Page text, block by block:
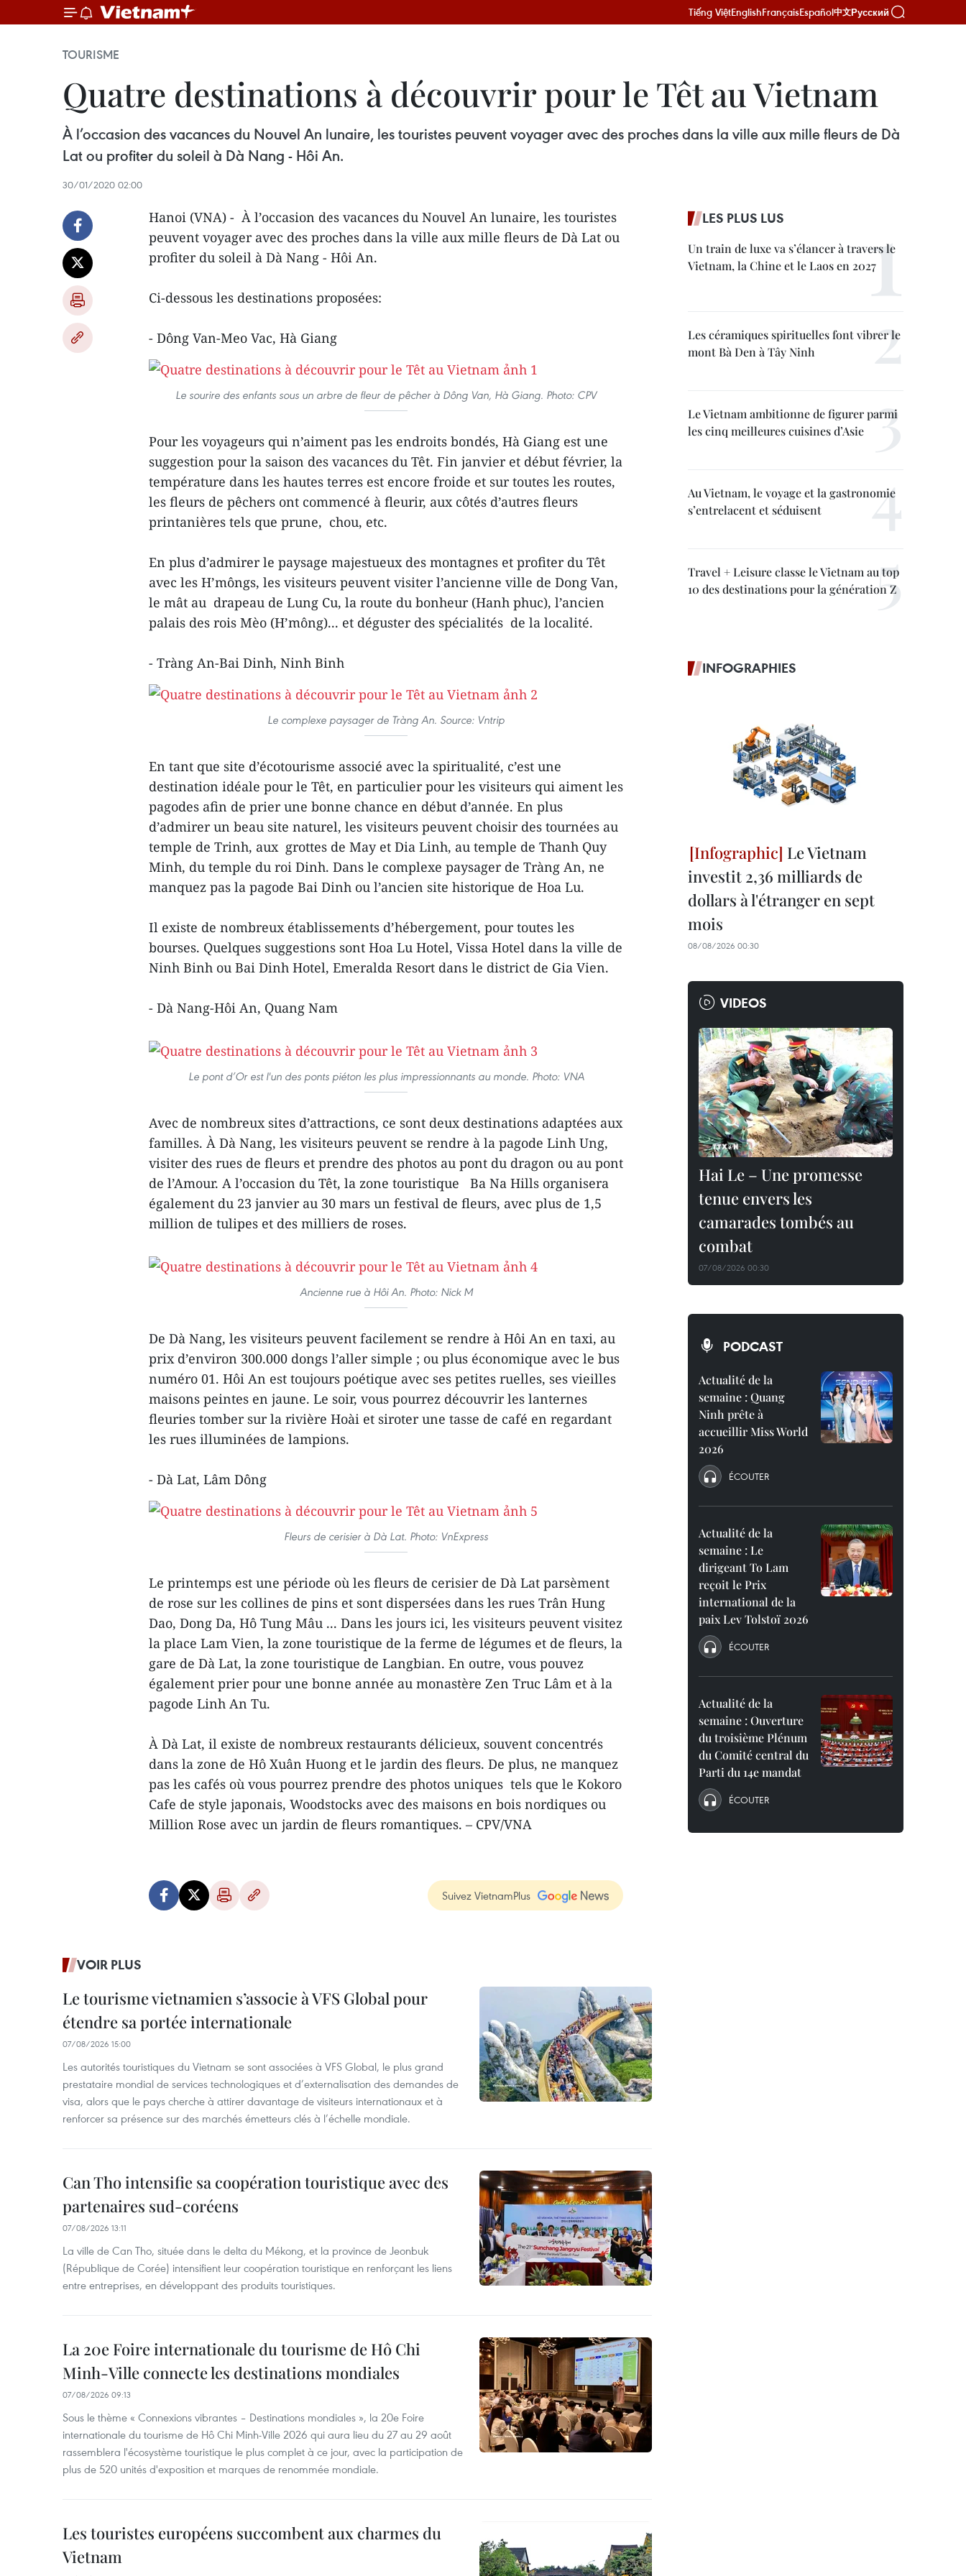
Tiếng ViệtEnglishFrançaisEspañol中文Русский
TOURISME
Quatre destinations à découvrir pour le Têt au Vietnam
À l’occasion des vacances du Nouvel An lunaire, les touristes peuvent voyager avec des proches dans la ville aux mille fleurs de Dà
Lat ou profiter du soleil à Dà Nang - Hôi An.
30/01/2020 02:00
Hanoi (VNA) - À l’occasion des vacances du Nouvel An lunaire, les touristes
peuvent voyager avec des proches dans la ville aux mille fleurs de Dà Lat ou
profiter du soleil à Dà Nang - Hôi An.
Ci-dessous les destinations proposées:
- Dông Van-Meo Vac, Hà Giang
Le sourire des enfants sous un arbre de fleur de pêcher à Dông Van, Hà Giang. Photo: CPV
Pour les voyageurs qui n’aiment pas les endroits bondés, Hà Giang est une
suggestion pour la saison des vacances du Têt. Fin janvier et début février, la
température dans les hautes terres est encore froide et sur toutes les routes,
les fleurs de pêchers ont commencé à fleurir, aux côtés d’autres fleurs
printanières tels que prune, chou, etc.
En plus d’admirer le paysage majestueux des montagnes et profiter du Têt
avec les H’môngs, les visiteurs peuvent visiter l’ancienne ville de Dong Van,
le mât au drapeau de Lung Cu, la route du bonheur (Hanh phuc), l’ancien
palais des rois Mèo (H’mông)... et déguster des spécialités de la localité.
- Tràng An-Bai Dinh, Ninh Binh
Le complexe paysager de Tràng An. Source: Vntrip
En tant que site d’écotourisme associé avec la spiritualité, c’est une
destination idéale pour le Têt, en particulier pour les visiteurs qui aiment les
pagodes afin de prier une bonne chance en début d’année. En plus
d’admirer un beau site naturel, les visiteurs peuvent choisir des tournées au
temple de Trinh, aux grottes de May et Dia Linh, au temple de Thanh Quy
Minh, du temple du roi Dinh. Dans le complexe paysager de Tràng An, ne
manquez pas la pagode Bai Dinh ou l’ancien site historique de Hoa Lu.
Il existe de nombreux établissements d’hébergement, pour toutes les
bourses. Quelques suggestions sont Hoa Lu Hotel, Vissa Hotel dans la ville de
Ninh Binh ou Bai Dinh Hotel, Emeralda Resort dans le district de Gia Vien.
- Dà Nang-Hôi An, Quang Nam
Le pont d’Or est l'un des ponts piéton les plus impressionnants au monde. Photo: VNA
Avec de nombreux sites d’attractions, ce sont deux destinations adaptées aux
familles. À Dà Nang, les visiteurs peuvent se rendre à la pagode Linh Ung,
visiter des rues de fleurs et prendre des photos au pont du dragon ou au pont
de l’Amour. A l’occasion du Têt, la zone touristique Ba Na Hills organisera
également du 23 janvier au 30 mars un festival de fleurs, avec plus de 1,5
million de tulipes et des milliers de roses.
Ancienne rue à Hôi An. Photo: Nick M
De Dà Nang, les visiteurs peuvent facilement se rendre à Hôi An en taxi, au
prix d’environ 300.000 dongs l’aller simple ; ou plus économique avec le bus
numéro 01. Hôi An est toujours poétique avec ses petites ruelles, ses vieilles
maisons peintes en jaune. Le soir, vous pourrez découvrir les lanternes
fleuries tomber sur la rivière Hoài et siroter une tasse de café en regardant
les rues illuminées de lampions.
- Dà Lat, Lâm Dông
Fleurs de cerisier à Dà Lat. Photo: VnExpress
Le printemps est une période où les fleurs de cerisier de Dà Lat parsèment
de rose sur les collines de pins et sont dispersées dans les rues Trân Hung
Dao, Dong Da, Hô Tung Mâu ... Dans les jours ici, les visiteurs peuvent visitez
la place Lam Vien, la zone touristique de la ferme de légumes et de fleurs, la
gare de Dà Lat, la zone touristique de Langbian. En outre, vous pouvez
également prier pour une bonne année au monastère Zen Truc Lâm et à la
pagode Linh An Tu.
À Dà Lat, il existe de nombreux restaurants délicieux, souvent concentrés
dans la zone de Hô Xuân Huong et le jardin des fleurs. De plus, ne manquez
pas les cafés où vous pourrez prendre des photos uniques tels que le Kokoro
Cafe de style japonais, Woodstocks avec des maisons en bois nordiques ou
Million Rose avec un jardin de fleurs romantiques. – CPV/VNA
Suivez VietnamPlus
VOIR PLUS
Le tourisme vietnamien s’associe à VFS Global pour
étendre sa portée internationale
07/08/2026 15:00
Les autorités touristiques du Vietnam se sont associées à VFS Global, le plus grand
prestataire mondial de services technologiques et d’externalisation des demandes de
visa, alors que le pays cherche à attirer davantage de visiteurs internationaux et à
renforcer sa présence sur des marchés émetteurs clés à l’échelle mondiale.
Can Tho intensifie sa coopération touristique avec des
partenaires sud-coréens
07/08/2026 13:11
La ville de Can Tho, située dans le delta du Mékong, et la province de Jeonbuk
(République de Corée) intensifient leur coopération touristique en renforçant les liens
entre entreprises, en développant des produits touristiques.
La 20e Foire internationale du tourisme de Hô Chi
Minh-Ville connecte les destinations mondiales
07/08/2026 09:13
Sous le thème « Connexions vibrantes – Destinations mondiales », la 20e Foire
internationale du tourisme de Hô Chi Minh-Ville 2026 qui aura lieu du 27 au 29 août
rassemblera l'écosystème touristique le plus complet à ce jour, avec la participation de
plus de 520 unités d'exposition et marques de renommée mondiale.
Les touristes européens succombent aux charmes du
Vietnam
LES PLUS LUS
Un train de luxe va s’élancer à travers le
Vietnam, la Chine et le Laos en 2027
Les céramiques spirituelles font vibrer le
mont Bà Den à Tây Ninh
Le Vietnam ambitionne de figurer parmi
les cinq meilleures cuisines d’Asie
Au Vietnam, le voyage et la gastronomie
s’entrelacent et séduisent
Travel + Leisure classe le Vietnam au top
10 des destinations pour la génération Z
INFOGRAPHIES
Le Vietnam
investit 2,36 milliards de
dollars à l'étranger en sept
mois
08/08/2026 00:30
VIDEOS
Hai Le – Une promesse
tenue envers les
camarades tombés au
combat
07/08/2026 00:30
PODCAST
Actualité de la
semaine : Quang
Ninh prête à
accueillir Miss World
2026
ÉCOUTER
Actualité de la
semaine : Le
dirigeant To Lam
reçoit le Prix
international de la
paix Lev Tolstoï 2026
ÉCOUTER
Actualité de la
semaine : Ouverture
du troisième Plénum
du Comité central du
Parti du 14e mandat
ÉCOUTER